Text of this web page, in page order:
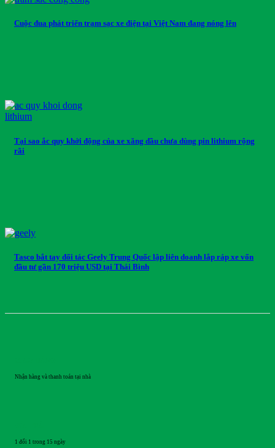
Cuộc đua phát triển trạm sạc xe điện tại Việt Nam đang nóng lên
Tại sao ắc quy khởi động của xe xăng dầu chưa dùng pin lithium rộng
rãi
Tasco bắt tay đối tác Geely Trung Quốc lập liên doanh lắp ráp xe vốn
đầu tư gần 170 triệu USD tại Thái Bình
Nhận hàng và thanh toán tại nhà
1 đổi 1 trong 15 ngày